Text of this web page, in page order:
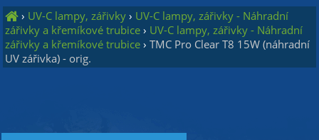
› UV-C lampy, zářivky › UV-C lampy, zářivky - Náhradní
zářivky a křemíkové trubice › UV-C lampy, zářivky - Náhradní
zářivky a křemíkové trubice ›TMC Pro Clear T8 15W (náhradní
UV zářivka) - orig.